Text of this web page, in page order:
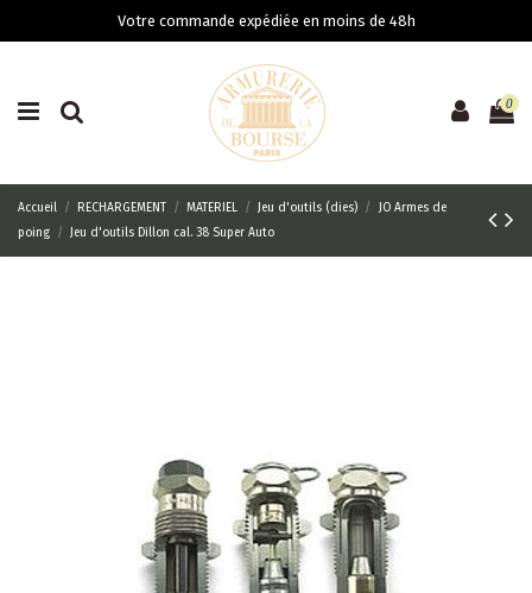
Votre commande expédiée en moins de 48h
0
Accueil RECHARGEMENT MATERIEL Jeu d'outils (dies)
JO Armes de
poing
Jeu d'outils Dillon cal. 38 Super Auto